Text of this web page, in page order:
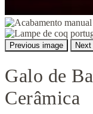
Previous image
Galo de
Cerâmica